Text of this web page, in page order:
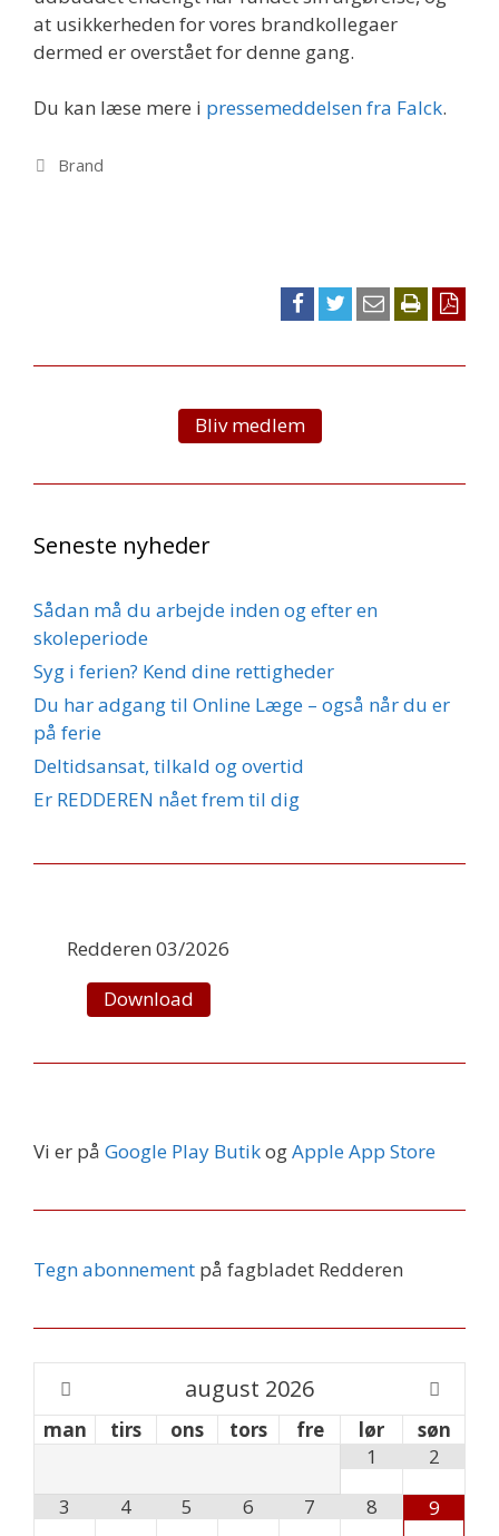
at usikkerheden for vores brandkollegaer
dermed er overstået for denne gang.
Du kan læse mere i pressemeddelsen fra Falck.
Kategorier
Brand
Bliv medlem
Seneste nyheder
Sådan må du arbejde inden og efter en
skoleperiode
Syg i ferien? Kend dine rettigheder
Du har adgang til Online Læge – også når du er
på ferie
Deltidsansat, tilkald og overtid
Er REDDEREN nået frem til dig
Redderen 03/2026
Download
Vi er på Google Play ButikogApple App Store
Tegn abonnement på fagbladet Redderen
august 2026
man tirs ons tors fre lør
søn
1
2
3
4 5 6 7 8
9